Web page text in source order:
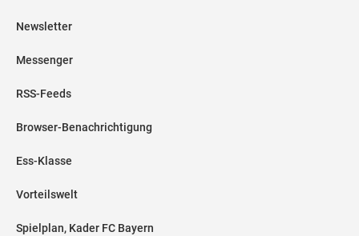
Newsletter
Messenger
RSS-Feeds
Browser-Benachrichtigung
Ess-Klasse
Vorteilswelt
Spielplan, Kader FC Bayern